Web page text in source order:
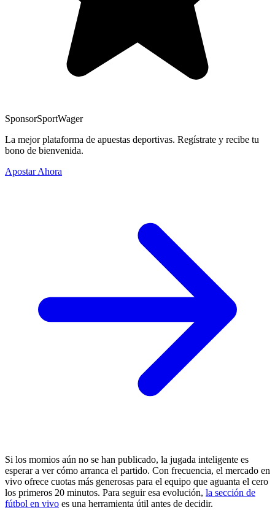
SponsorSportWager
La mejor plataforma de apuestas deportivas. Regístrate y recibe tu
bono de bienvenida.
Apostar Ahora
Si los momios aún no se han publicado, la jugada inteligente es
esperar a ver cómo arranca el partido. Con frecuencia, el mercado en
vivo ofrece cuotas más generosas para el equipo que aguanta el cero
los primeros 20 minutos. Para seguir esa evolución, la sección de
fútbol en vivo es una herramienta útil antes de decidir.